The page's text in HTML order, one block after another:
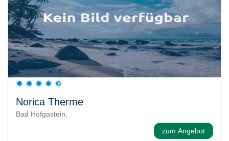
Norica Therme
Bad Hofgastein,
zum Angebot